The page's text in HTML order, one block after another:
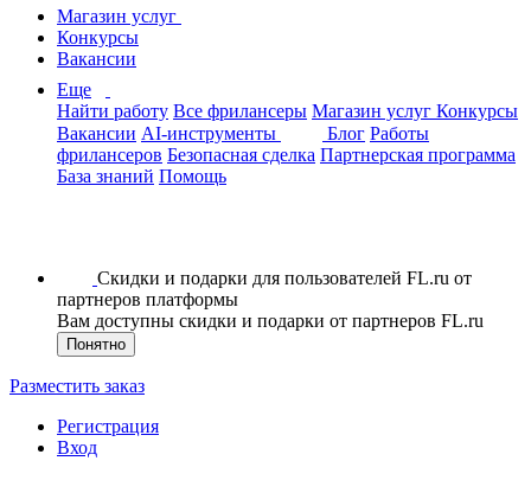
Магазин услуг
Конкурсы
Вакансии
Еще
Найти работу Все фрилансеры Магазин услуг Конкурсы
Вакансии AI-инструменты Блог Работы
фрилансеров Безопасная сделка Партнерская программа
База знаний Помощь
Скидки и подарки для пользователей FL.ru от
партнеров платформы
Вам доступны скидки и подарки от партнеров FL.ru
Понятно
Разместить заказ
Регистрация
Вход